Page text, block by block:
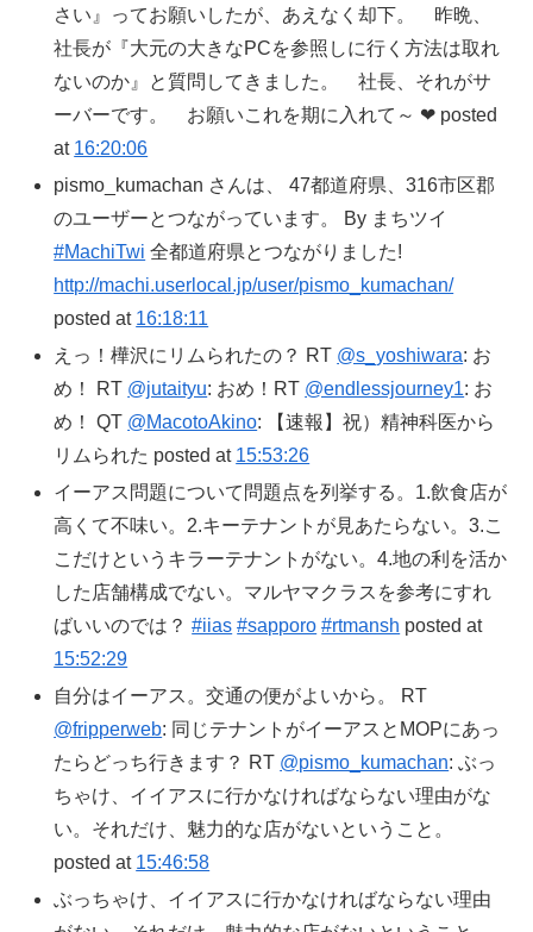
さい』ってお願いしたが、あえなく却下。 昨晩、
社長が『大元の大きなPCを参照しに行く方法は取れ
ないのか』と質問してきました。 社長、それがサ
ーバーです。 お願いこれを期に入れて～ ❤ posted
at 16:20:06
pismo_kumachan さんは、 47都道府県、316市区郡
のユーザーとつながっています。 By まちツイ
#MachiTwi 全都道府県とつながりました!
http://machi.userlocal.jp/user/pismo_kumachan/
posted at 16:18:11
えっ！樺沢にリムられたの？ RT @s_yoshiwara: お
め！ RT @jutaityu: おめ！RT @endlessjourney1: お
め！ QT @MacotoAkino: 【速報】祝）精神科医から
リムられた posted at 15:53:26
イーアス問題について問題点を列挙する。1.飲食店が
高くて不味い。2.キーテナントが見あたらない。3.こ
こだけというキラーテナントがない。4.地の利を活か
した店舗構成でない。マルヤマクラスを参考にすれ
ばいいのでは？#iias #sapporo #rtmansh posted at
15:52:29
自分はイーアス。交通の便がよいから。 RT
@fripperweb: 同じテナントがイーアスとMOPにあっ
たらどっち行きます？ RT @pismo_kumachan: ぶっ
ちゃけ、イイアスに行かなければならない理由がな
い。それだけ、魅力的な店がないということ。
posted at 15:46:58
ぶっちゃけ、イイアスに行かなければならない理由